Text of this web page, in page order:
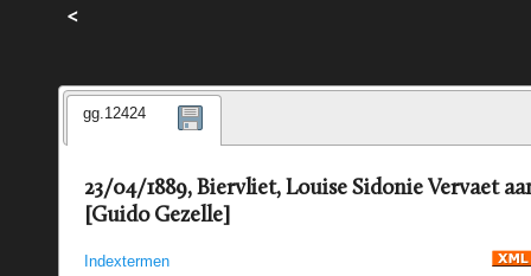
<
gg.12424
23/04/1889, Biervliet, Louise Sidonie Vervaet
[Guido Gezelle]
Indextermen